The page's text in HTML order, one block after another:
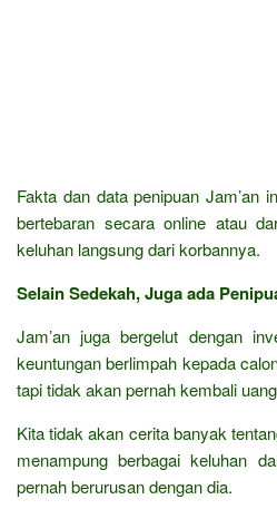
Fakta dan data penipuan Jam’an
bertebaran secara online atau
keluhan langsung dari korbannya.
Selain Sedekah, Juga ada
Jam’an juga bergelut dengan
keuntungan berlimpah kepada
tapi tidak akan pernah kembali
Kita tidak akan cerita banyak
menampung berbagai keluhan
pernah berurusan dengan dia.